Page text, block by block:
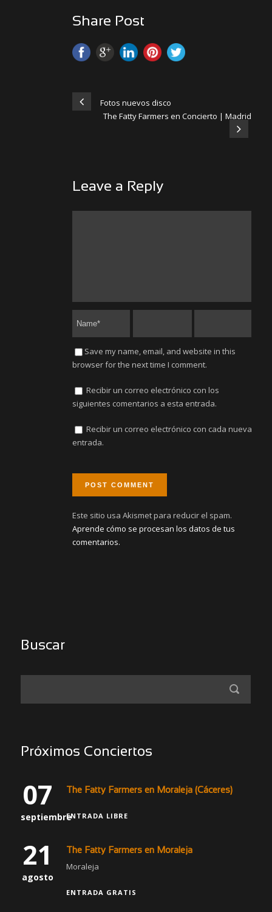
Share Post
Fotos nuevos disco
The Fatty Farmers en Concierto | Madrid
Leave a Reply
Save my name, email, and website in this
browser for the next time I comment.
Recibir un correo electrónico con los
siguientes comentarios a esta entrada.
Recibir un correo electrónico con cada nueva
entrada.
Este sitio usa Akismet para reducir el spam.
Aprende cómo se procesan los datos de tus
comentarios.
Buscar
Próximos Conciertos
07
septiembre
The Fatty Farmers en Moraleja (Cáceres)
ENTRADA LIBRE
21
agosto
The Fatty Farmers en Moraleja
Moraleja
ENTRADA GRATIS